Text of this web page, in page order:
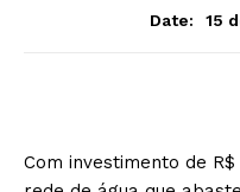
Date:
15
Com investimento de